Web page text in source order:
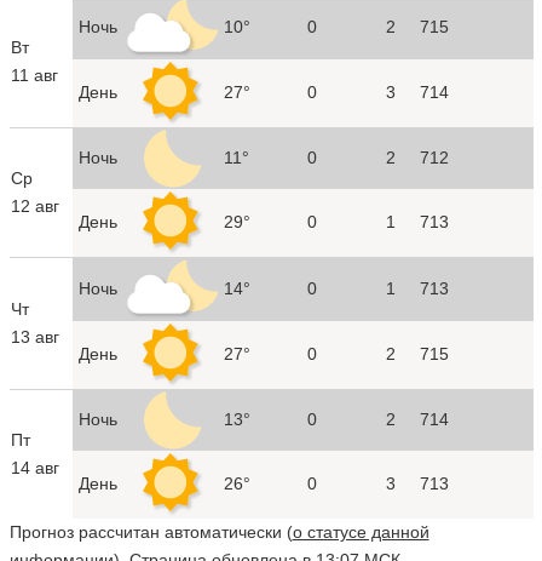
Вт
11 авг
Ночь 10° 0 2 715
День 27° 0 3 714
Ср
12 авг
Ночь 11° 0 2 712
День 29° 0 1 713
Чт
13 авг
Ночь 14° 0 1 713
День 27° 0 2 715
Пт
14 авг
Ночь 13° 0 2 714
День 26° 0 3 713
Прогноз рассчитан автоматически (о статусе данной